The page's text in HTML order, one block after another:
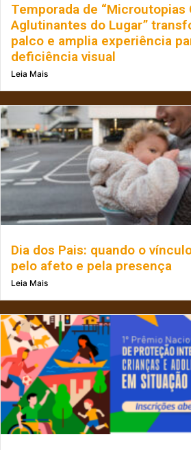
Temporada de “Microutopias
Aglutinantes do Lugar”
palco e amplia experiência
deficiência visual
Leia Mais
Dia dos Pais: quando o
pelo afeto e pela presença
Leia Mais